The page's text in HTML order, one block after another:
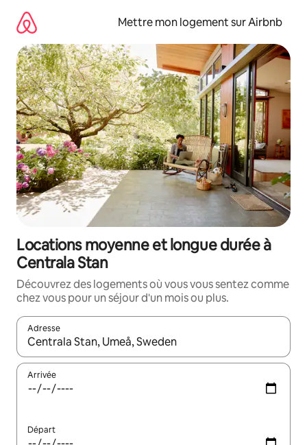
directement
contenu
Mettre mon logement sur Airbnb
Locations moyenne et longue durée à
Centrala Stan
Découvrez des logements où vous vous sentez comme
chez vous pour un séjour d'un mois ou plus.
Adresse
Lorsque les résultats s'affichent, utilisez les flèches vers le
Arrivée
Départ